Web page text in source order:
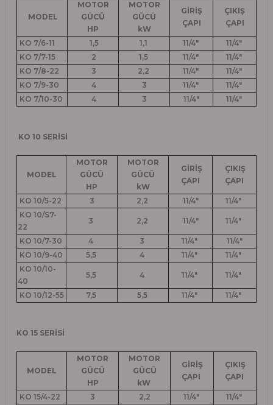
MODEL
MOTOR
GÜCÜ
HP
MOTOR
GÜCÜ
kW
GİRİŞ
ÇAPI
ÇIKIŞ
ÇAPI
KO 7/6-11 1,5 1,1 11/4"
11/4"
KO 7/7-15
2 1,5 11/4"
11/4"
KO 7/8-22
3 2,2 11/4"
11/4"
KO 7/9-30
4 3 11/4"
11/4"
KO 7/10-30
4 3 11/4" 11/4"
KO 10 SERİSİ
MODEL
MOTOR
GÜCÜ
HP
MOTOR
GÜCÜ
kW
GİRİŞ
ÇAPI
ÇIKIŞ
ÇAPI
KO 10/5-22 3 2,2 11/4"
11/4"
KO 10/S7-
22
3 2,2 11/4" 11/4"
KO 10/7-30 4 3 11/4"
11/4"
KO 10/9-40
5,5 4 11/4"
11/4"
KO 10/10-
40
5,5 4 11/4" 11/4"
KO 10/12-55 7,5 5,5 11/4" 11/4"
KO 15 SERİSİ
MODEL
MOTOR
GÜCÜ
HP
MOTOR
GÜCÜ
kW
GİRİŞ
ÇAPI
ÇIKIŞ
ÇAPI
KO 15/4-22 3 2,2 11/4"
11/4"